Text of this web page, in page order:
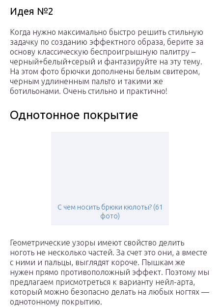
Идея №2
Когда нужно максимально быстро решить стильную
задачку по созданию эффектного образа, берите за
основу классическую беспроигрышную палитру –
черный+белый+серый и фантазируйте на эту тему.
На этом фото брючки дополнены белым свитером,
черным удлиненным пальто и такими же
ботильонами. Очень стильно и практично!
Однотонное покрытие
С чем носить брюки кюлоты? (61
фото)
Геометрические узоры имеют свойство делить
ноготь не несколько частей. За счет это они, а вместе
с ними и пальцы, выглядят короче. Пышкам же
нужен прямо противоположный эффект. Поэтому мы
предлагаем присмотреться к варианту нейл-арта,
который можно безопасно делать на любых ногтях —
однотонному покрытию.